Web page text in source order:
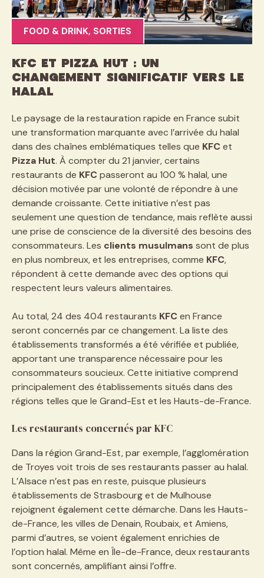
FOOD & DRINK, SORTIES
KFC et Pizza Hut : Un
changement significatif vers le
halal
Le paysage de la restauration rapide en France subit
une transformation marquante avec l’arrivée du halal
dans des chaînes emblématiques telles que KFCet
Pizza Hut. À compter du 21 janvier, certains
restaurants de KFCpasseront au 100 % halal, une
décision motivée par une volonté de répondre à une
demande croissante. Cette initiative n’est pas
seulement une question de tendance, mais reflète aussi
une prise de conscience de la diversité des besoins des
consommateurs. Les clients musulmans sont de plus
en plus nombreux, et les entreprises, comme KFC,
répondent à cette demande avec des options qui
respectent leurs valeurs alimentaires.
Au total, 24 des 404 restaurants KFCen France
seront concernés par ce changement. La liste des
établissements transformés a été vérifiée et publiée,
apportant une transparence nécessaire pour les
consommateurs soucieux. Cette initiative comprend
principalement des établissements situés dans des
régions telles que le Grand-Est et les Hauts-de-France.
Les restaurants concernés par KFC
Dans la région Grand-Est, par exemple, l’agglomération
de Troyes voit trois de ses restaurants passer au halal.
L’Alsace n’est pas en reste, puisque plusieurs
établissements de Strasbourg et de Mulhouse
rejoignent également cette démarche. Dans les Hauts-
de-France, les villes de Denain, Roubaix, et Amiens,
parmi d’autres, se voient également enrichies de
l’option halal. Même en Île-de-France, deux restaurants
sont concernés, amplifiant ainsi l’offre.